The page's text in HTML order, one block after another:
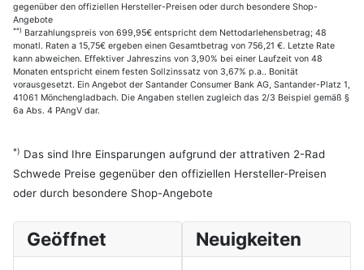
gegenüber den offiziellen Hersteller-Preisen oder durch besondere Shop-
Angebote
**) Barzahlungspreis von 699,95€ entspricht dem Nettodarlehensbetrag; 48
monatl. Raten a 15,75€ ergeben einen Gesamtbetrag von 756,21 €. Letzte Rate
kann abweichen. Effektiver Jahreszins von 3,90% bei einer Laufzeit von 48
Monaten entspricht einem festen Sollzinssatz von 3,67% p.a.. Bonität
vorausgesetzt. Ein Angebot der Santander Consumer Bank AG, Santander-Platz 1,
41061 Mönchengladbach. Die Angaben stellen zugleich das 2/3 Beispiel gemäß §
6a Abs. 4 PAngV dar.
*) Das sind Ihre Einsparungen aufgrund der attrativen 2-Rad
Schwede Preise gegenüber den offiziellen Hersteller-Preisen
oder durch besondere Shop-Angebote
Geöffnet Neuigkeiten